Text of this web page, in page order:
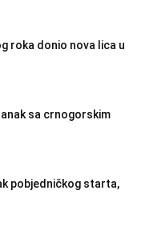
roka donio nova lica u
sa crnogorskim
pobjedničkog starta,